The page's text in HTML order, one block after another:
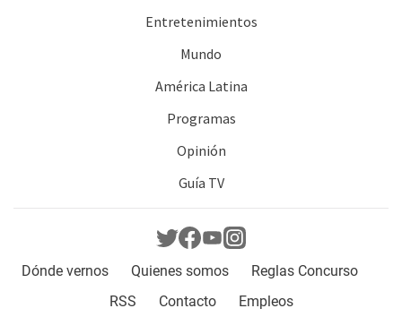
Entretenimientos
Mundo
América Latina
Programas
Opinión
Guía TV
Dónde vernos Quienes somos
Reglas Concurso
RSS
Contacto Empleos